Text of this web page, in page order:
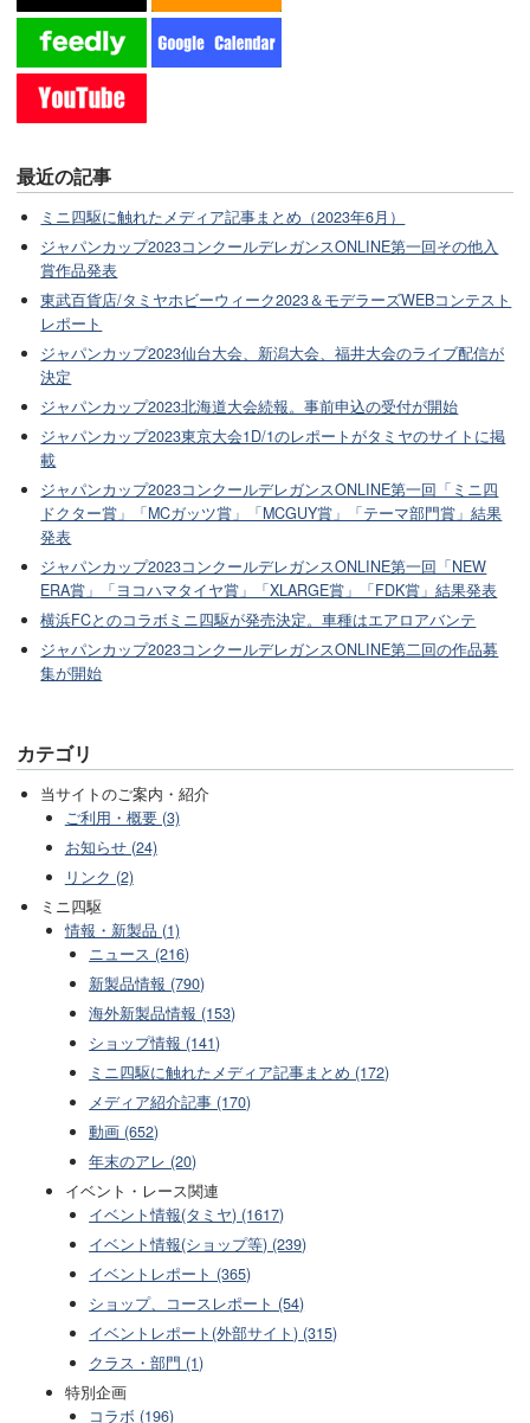
最近の記事
ミニ四駆に触れたメディア記事まとめ（2023年6月）
ジャパンカップ2023コンクールデレガンスONLINE第一回その他入
賞作品発表
東武百貨店/タミヤホビーウィーク2023＆モデラーズWEBコンテスト
レポート
ジャパンカップ2023仙台大会、新潟大会、福井大会のライブ配信が
決定
ジャパンカップ2023北海道大会続報。事前申込の受付が開始
ジャパンカップ2023東京大会1D/1のレポートがタミヤのサイトに掲
載
ジャパンカップ2023コンクールデレガンスONLINE第一回「ミニ四
ドクター賞」「MCガッツ賞」「MCGUY賞」「テーマ部門賞」結果
発表
ジャパンカップ2023コンクールデレガンスONLINE第一回「NEW
ERA賞」「ヨコハマタイヤ賞」「XLARGE賞」「FDK賞」結果発表
横浜FCとのコラボミニ四駆が発売決定。車種はエアロアバンテ
ジャパンカップ2023コンクールデレガンスONLINE第二回の作品募
集が開始
カテゴリ
当サイトのご案内・紹介
ご利用・概要 (3)
お知らせ (24)
リンク (2)
ミニ四駆
情報・新製品 (1)
ニュース (216)
新製品情報 (790)
海外新製品情報 (153)
ショップ情報 (141)
ミニ四駆に触れたメディア記事まとめ (172)
メディア紹介記事 (170)
動画 (652)
年末のアレ (20)
イベント・レース関連
イベント情報(タミヤ) (1617)
イベント情報(ショップ等) (239)
イベントレポート (365)
ショップ、コースレポート (54)
イベントレポート(外部サイト) (315)
クラス・部門 (1)
特別企画
コラボ (196)